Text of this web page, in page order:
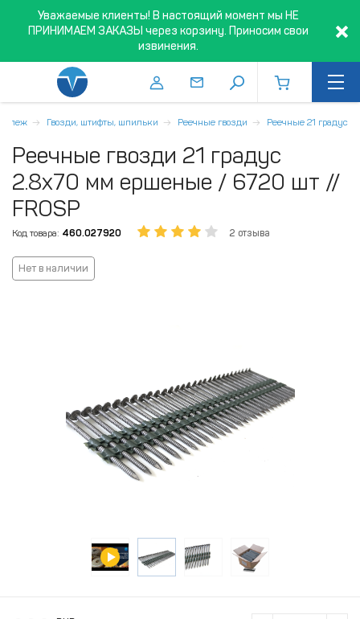
Уважаемые клиенты! В настоящий момент мы НЕ
ПРИНИМАЕМ ЗАКАЗЫ через корзину. Приносим свои
извинения.
Гвозди, штифты, шпильки Реечные гвозди Реечные 21 градус
Реечные гвозди 21 градус
2.8х70 мм ершеные / 6720 шт //
FROSP
Код товара: 460.027920 2 отзыва
Нет в наличии